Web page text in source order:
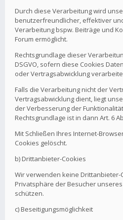
Durch diese Verarbeitung wird
benutzerfreundlicher, effektiver
Verarbeitung bspw. Beiträge und
Forum ermöglicht.
Rechtsgrundlage dieser
DSGVO, sofern diese Cookies
oder Vertragsabwicklung
Falls die Verarbeitung nicht der
Vertragsabwicklung dient, liegt
der Verbesserung der
Rechtsgrundlage ist in dann Art. 6
Mit Schließen Ihres Internet-
Cookies gelöscht.
b) Drittanbieter-Cookies
Wir verwenden keine Drittanbieter-
Privatsphäre der Besucher
schützen.
c) Beseitigungsmöglichkeit